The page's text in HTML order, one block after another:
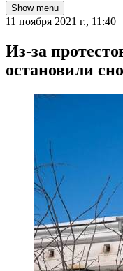
Show menu
11 ноября 2021 г., 11:40
​Из-за
остановили